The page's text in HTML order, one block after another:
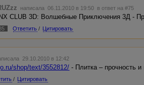
написала 06.11.2010 в 19:50 в ответ на #75
CLUB 3D: Волшебные Приключения 3Д -
Ответить / Цитировать
29.10.2010 в 12:42
shop/text/3552812/ - Плитка – прочность
/ Цитировать